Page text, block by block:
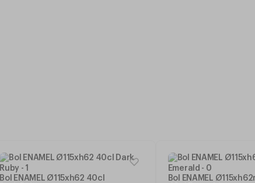
Bol ENAMEL Ø115xh62 40cl
Bol ENAMEL